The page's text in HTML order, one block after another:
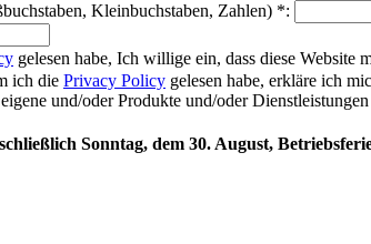
Kleinbuchstaben, Zahlen) *:
gelesen habe, Ich willige ein, dass diese Website
ich die Privacy Policy gelesen habe, erkläre ich
und/oder Produkte und/oder
Sonntag, dem 30. August,